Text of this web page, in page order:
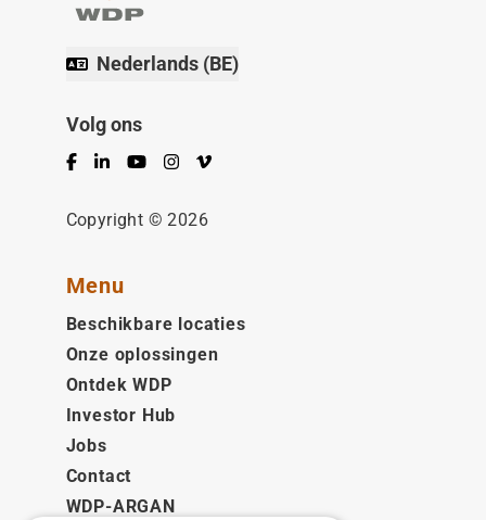
Nederlands (BE)
Volg ons
Facebook
LinkedInYouTubeInstagram
Vimeo
Copyright © 2026
Menu
Beschikbare locaties
Onze oplossingen
Ontdek WDP
Investor Hub
Jobs
Contact
WDP-ARGAN